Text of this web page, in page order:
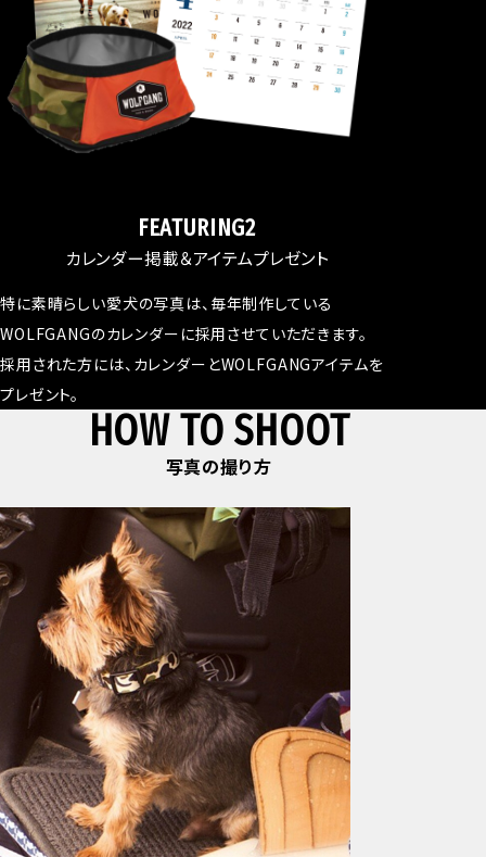
FEATURING2
カレンダー掲載＆アイテムプレゼント
特に素晴らしい愛犬の写真は、毎年制作している
WOLFGANGのカレンダーに採用させていただきます。
採用された方には、カレンダーとWOLFGANGアイテムを
プレゼント。
HOW TO SHOOT
写真の撮り方